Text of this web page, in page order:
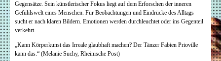
Gegensätze. Sein künstlerischer Fokus liegt auf dem Erforschen der inneren
Gefühlswelt eines Menschen. Für Beobachtungen und Eindrücke des Alltags
sucht er nach klaren Bildern. Emotionen werden durchleuchtet oder ins Gegenteil
verkehrt.
„Kann Körperkunst das Irreale glaubhaft machen? Der Tänzer Fabien Prioville
kann das.“ (Melanie Suchy, Rheinische Post)